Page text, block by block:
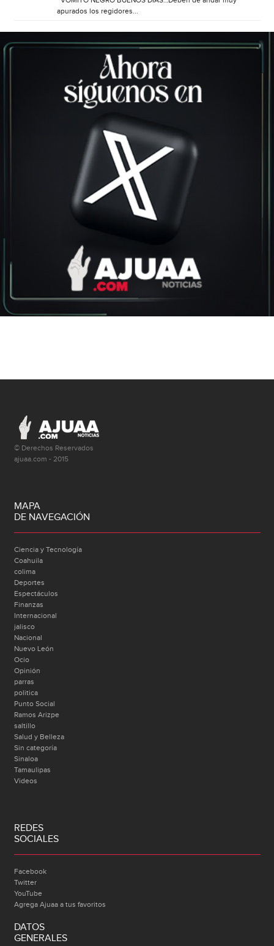
apurados los regidores...
© Derechos Reservados
ajuaa.com - 2015
MAPA
DE NAVEGACIÓN
Ciencia y Tecnología
Coahuila
colima
Deportes
Espectáculos
Finanzas
Internacional
jalisco
Nacional
Nuevo León
Ocio
Opinión
parras
politica
Punto Social
Ramos Arizpe
saltillo
Salud y Belleza
Sin categoría
Sinaloa
Tamaulipas
Videos
REDES
SOCIALES
Facebook
Twitter
YouTube
Agrega Ajuaa a tus favoritos
DATOS
GENERALES